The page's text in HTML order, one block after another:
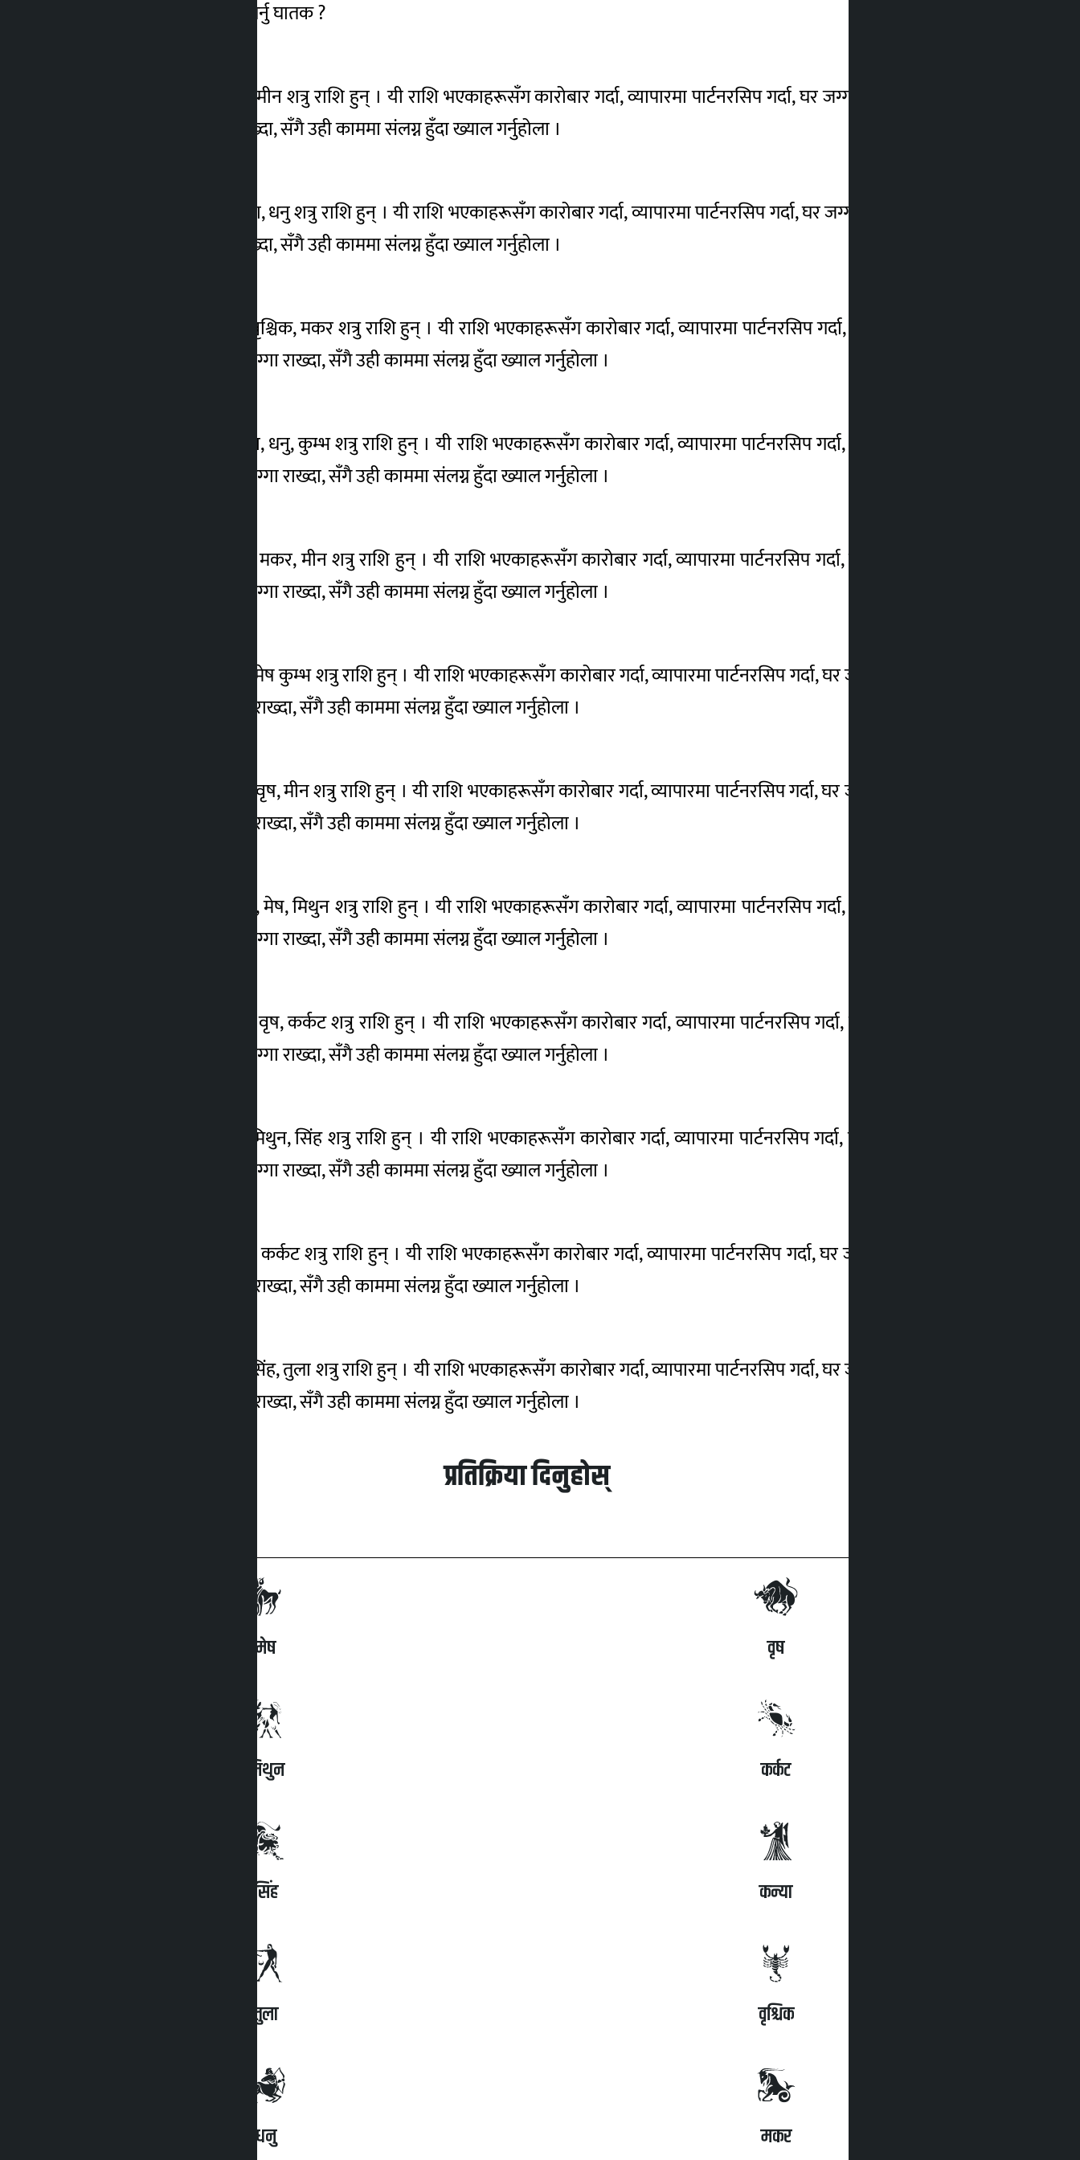
कुन राशिसँग पार्टनरशिप गर्नु घातक ?
मेष राशिका लागि वृश्चिक, मीन शत्रु राशि हुन् । यी राशि भएकाहरूसँग कारोबार गर्दा, व्यापारमा पार्टनरसिप गर्दा, घर जग्गामा सगोल कारोबार गर्दा वा
संयुक्त नाममा घरजग्गा राख्दा, सँगै उही काममा संलग्न हुँदा ख्याल गर्नुहोला ।
वृष राशिका लागि मेष, तुला, धनु शत्रु राशि हुन् । यी राशि भएकाहरूसँग कारोबार गर्दा, व्यापारमा पार्टनरसिप गर्दा, घर जग्गामा सगोल कारोबार गर्दा वा
संयुक्त नाममा घरजग्गा राख्दा, सँगै उही काममा संलग्न हुँदा ख्याल गर्नुहोला ।
मिथुन राशिका लागि वृष, वृश्चिक, मकर शत्रु राशि हुन् । यी राशि भएकाहरूसँग कारोबार गर्दा, व्यापारमा पार्टनरसिप गर्दा, घर जग्गामा सगोल कारोबार
गर्दा वा संयुक्त नाममा घरजग्गा राख्दा, सँगै उही काममा संलग्न हुँदा ख्याल गर्नुहोला ।
कर्कट राशिका लागि मिथुन, धनु, कुम्भ शत्रु राशि हुन् । यी राशि भएकाहरूसँग कारोबार गर्दा, व्यापारमा पार्टनरसिप गर्दा, घर जग्गामा सगोल कारोबार
गर्दा वा संयुक्त नाममा घरजग्गा राख्दा, सँगै उही काममा संलग्न हुँदा ख्याल गर्नुहोला ।
सिंह राशिका लागि कर्कट, मकर, मीन शत्रु राशि हुन् । यी राशि भएकाहरूसँग कारोबार गर्दा, व्यापारमा पार्टनरसिप गर्दा, घर जग्गामा सगोल कारोबार
गर्दा वा संयुक्त नाममा घरजग्गा राख्दा, सँगै उही काममा संलग्न हुँदा ख्याल गर्नुहोला ।
कन्या राशिका लागि सिंह, मेष कुम्भ शत्रु राशि हुन् । यी राशि भएकाहरूसँग कारोबार गर्दा, व्यापारमा पार्टनरसिप गर्दा, घर जग्गामा सगोल कारोबार गर्दा
वा संयुक्त नाममा घरजग्गा राख्दा, सँगै उही काममा संलग्न हुँदा ख्याल गर्नुहोला ।
तुला राशिका लागि कन्या, वृष, मीन शत्रु राशि हुन् । यी राशि भएकाहरूसँग कारोबार गर्दा, व्यापारमा पार्टनरसिप गर्दा, घर जग्गामा सगोल कारोबार गर्दा
वा संयुक्त नाममा घरजग्गा राख्दा, सँगै उही काममा संलग्न हुँदा ख्याल गर्नुहोला ।
वृश्चिक राशिका लागि तुला, मेष, मिथुन शत्रु राशि हुन् । यी राशि भएकाहरूसँग कारोबार गर्दा, व्यापारमा पार्टनरसिप गर्दा, घर जग्गामा सगोल कारोबार
गर्दा वा संयुक्त नाममा घरजग्गा राख्दा, सँगै उही काममा संलग्न हुँदा ख्याल गर्नुहोला ।
धनु राशिका लागि वृश्चिक, वृष, कर्कट शत्रु राशि हुन् । यी राशि भएकाहरूसँग कारोबार गर्दा, व्यापारमा पार्टनरसिप गर्दा, घर जग्गामा सगोल कारोबार
गर्दा वा संयुक्त नाममा घरजग्गा राख्दा, सँगै उही काममा संलग्न हुँदा ख्याल गर्नुहोला ।
मकर राशिका लागि धनु, मिथुन, सिंह शत्रु राशि हुन् । यी राशि भएकाहरूसँग कारोबार गर्दा, व्यापारमा पार्टनरसिप गर्दा, घर जग्गामा सगोल कारोबार
गर्दा वा संयुक्त नाममा घरजग्गा राख्दा, सँगै उही काममा संलग्न हुँदा ख्याल गर्नुहोला ।
कुम्भ राशिका लागि कन्या, कर्कट शत्रु राशि हुन् । यी राशि भएकाहरूसँग कारोबार गर्दा, व्यापारमा पार्टनरसिप गर्दा, घर जग्गामा सगोल कारोबार गर्दा
वा संयुक्त नाममा घरजग्गा राख्दा, सँगै उही काममा संलग्न हुँदा ख्याल गर्नुहोला ।
मीन राशिका लागि कुम्भ, सिंह, तुला शत्रु राशि हुन् । यी राशि भएकाहरूसँग कारोबार गर्दा, व्यापारमा पार्टनरसिप गर्दा, घर जग्गामा सगोल कारोबार गर्दा
वा संयुक्त नाममा घरजग्गा राख्दा, सँगै उही काममा संलग्न हुँदा ख्याल गर्नुहोला ।
प्रतिक्रिया दिनुहोस्
मेष वृष
मिथुन कर्कट
सिंह कन्या
तुला वृश्चिक
धनु मकर